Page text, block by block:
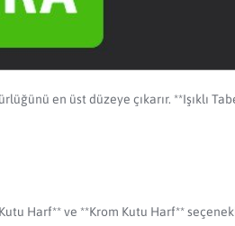
en üst düzeye çıkarır. **Işıklı
Harf** ve **Krom Kutu Harf**